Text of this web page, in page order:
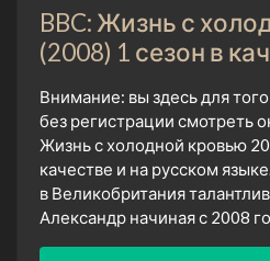
BBC: Жизнь с
(2008) 1 сезон в
Внимание: вы здесь для
без регистрации смотреть
Жизнь с холодной кровью
качестве и на русском
в Великобритания
Александр начиная с 2008